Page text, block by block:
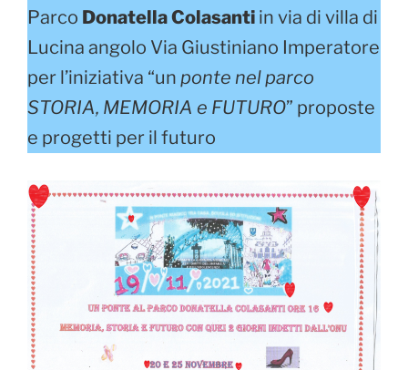
Parco Donatella Colasanti in via di villa di
Lucina angolo Via Giustiniano Imperatore
per l’iniziativa “un ponte nel parco
STORIA, MEMORIA e FUTURO” proposte
e progetti per il futuro